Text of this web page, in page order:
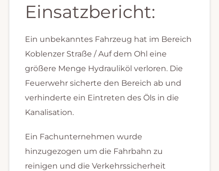
Einsatzbericht:
Ein unbekanntes Fahrzeug hat im Bereich
Koblenzer Straße / Auf dem Ohl eine
größere Menge Hydrauliköl verloren. Die
Feuerwehr sicherte den Bereich ab und
verhinderte ein Eintreten des Öls in die
Kanalisation.
Ein Fachunternehmen wurde
hinzugezogen um die Fahrbahn zu
reinigen und die Verkehrssicherheit